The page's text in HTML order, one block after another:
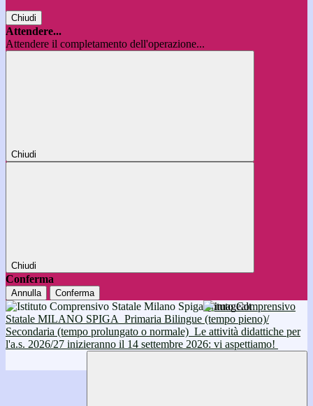
Chiudi
Attendere...
Attendere il completamento dell'operazione...
Chiudi
Chiudi
Conferma
Annulla Conferma
Istituto Comprensivo
Statale MILANO SPIGA Primaria Bilingue (tempo pieno)/
Secondaria (tempo prolungato o normale) Le attività didattiche per
l'a.s. 2026/27 inizieranno il 14 settembre 2026: vi aspettiamo!